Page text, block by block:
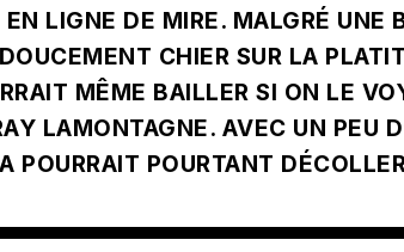
LIGNE DE MIRE. MALGRÉ UNE
CHIER SUR LA
MÊME BAILLER SI ON LE
LAMONTAGNE. AVEC UN PEU
POURRAIT POURTANT